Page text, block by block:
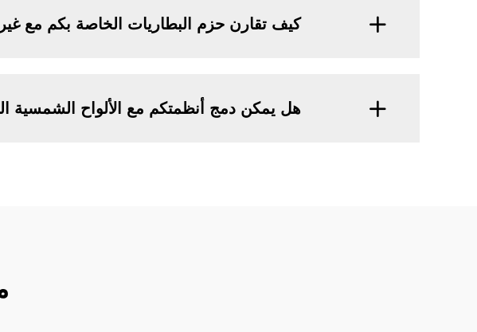
كيف تقارن حزم البطاريات الخاصة بكم مع
هل يمكن دمج أنظمتكم مع الألواح الشمسية